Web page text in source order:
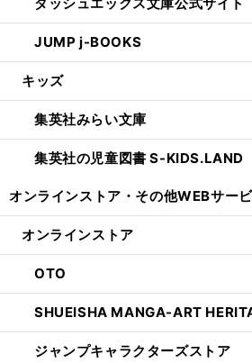
JUMP j-BOOKS
キッズ
集英社みらい文庫
集英社の児童図書 S-KIDS.LAND
オンラインストア・ その他WEBサー
オンラインストア
OTO
SHUEISHA MANGA-ART
ジャンプキャラクターズストア